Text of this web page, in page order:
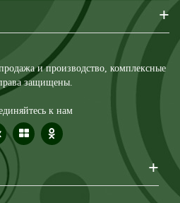
+
и производство, комплексные
защищены.
к нам
+